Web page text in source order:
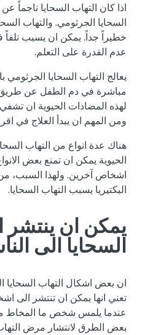
اذا كان التهاب السحايا ناجماً
السحايا الجرثومي. والتهاب
خطيراً جداً. يمكن ان يسبب تلفاً
عدم القدرة على التعلم.
يعالج التهاب السحايا
مباشرة في دم الطفل عن طريق
لهذه المضادات الحيوية ان
ومن المهم ان يبدأ العلاج في
هناك عدة انواع من التهاب
الحيوية يمكن ان تمنع بعض
اشخاص آخرين. ولهذا السبب،
البكتيريا يسبب التهاب السحايا.
يمكن ان ينتشر
السحايا الى
ان بعض اشكال التهاب السحايا
تعني انها يمكن ان تنتشر الى
عندما يلمس شخص ما
بعض الطرق لانتشار مرض